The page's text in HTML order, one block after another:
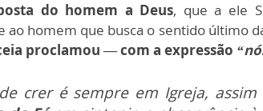
do homem a Deus, que a ele
ao homem que busca o sentido último
proclamou — com a expressão
crer é sempre em Igreja, assim